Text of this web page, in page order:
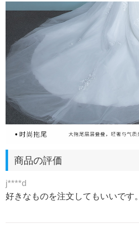
商品の評価
j****d
好きなものを注文してもいいです。